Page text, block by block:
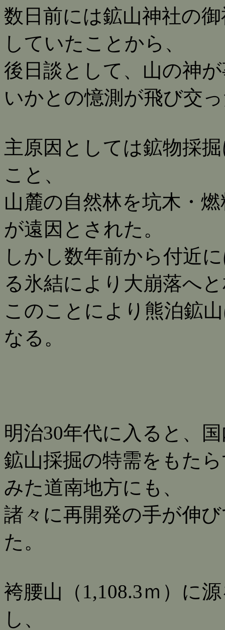
数日前には鉱山神社の
していたことから、
後日談として、山の神
いかとの憶測が飛び交
主原因としては鉱物採
こと、
山麓の自然林を坑木・
が遠因とされた。
しかし数年前から付近
る氷結により大崩落へ
このことにより熊泊鉱
なる。
明治30年代に入ると、
鉱山採掘の特需をもた
みた道南地方にも、
諸々に再開発の手が伸
た。
袴腰山（1,108.3ｍ）に
し、